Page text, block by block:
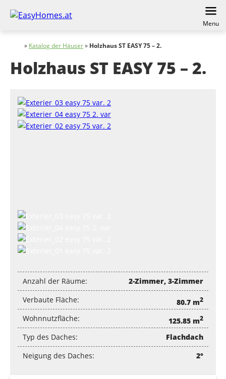
Menu
» Katalog der Häuser» Holzhaus ST EASY 75 – 2.
Holzhaus ST EASY 75 – 2.
Anzahl der Räume:
2-Zimmer, 3-Zimmer
Verbaute Fläche:
80.7 m2
Wohnnutzfläche: 125.85 m2
Typ des Daches:
Flachdach
Neigung des Daches:
2°